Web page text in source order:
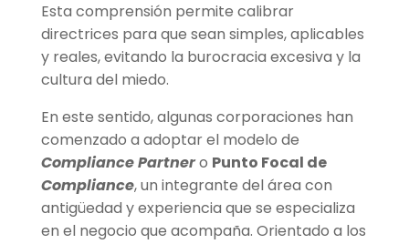
Esta comprensión permite calibrar
directrices para que sean simples, aplicables
y reales, evitando la burocracia excesiva y la
cultura del miedo.
En este sentido, algunas corporaciones han
comenzado a adoptar el modelo de
Compliance Partnero Punto Focal de
Compliance, un integrante del área con
antigüedad y experiencia que se especializa
en el negocio que acompaña. Orientado a los